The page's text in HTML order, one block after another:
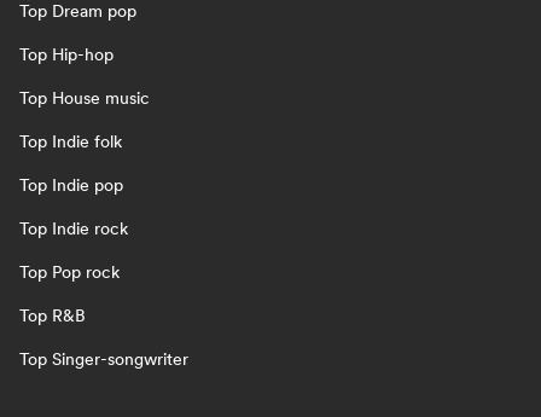
Top Dream pop
Top Hip-hop
Top House music
Top Indie folk
Top Indie pop
Top Indie rock
Top Pop rock
Top R&B
Top Singer-songwriter